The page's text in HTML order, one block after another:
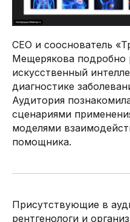
CEO и сооснователь
Мещерякова подробно
искусственный
диагностике
Аудитория
сценариями
моделями
помощника.
Присутствующие в
рентгенологи и